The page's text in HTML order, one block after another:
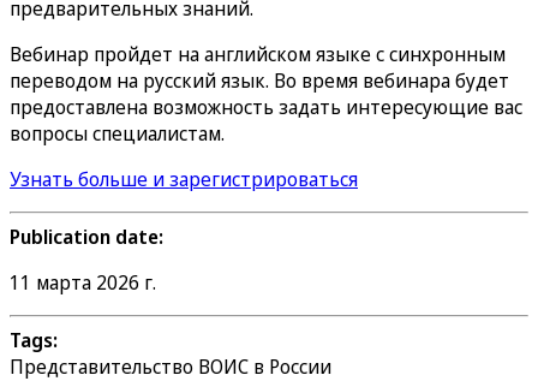
предварительных знаний.
Вебинар пройдет на английском языке с синхронным
переводом на русский язык. Во время вебинара будет
предоставлена возможность задать интересующие вас
вопросы специалистам.
Узнать больше и зарегистрироваться
Publication date:
11 марта 2026 г.
Tags:
Представительство ВОИС в России